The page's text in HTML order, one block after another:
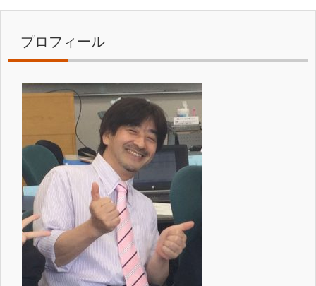
プロフィール